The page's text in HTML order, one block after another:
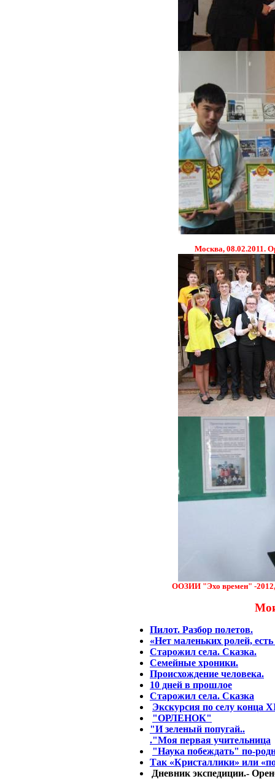
Москва, 08.02.2011.
ООЗИИ "Эхо времен" -2012,
Пилот. Разбор полетов.
«Нет маленьких ролей,
Старожил села. Сказка.
Семейные хроники.
Происхождение человека.
10 дней в прошлое
Старожил села. Сказка
Экскурсия по селу конца
"ОРЛЕНОК"
"И зеленый попугай..
."Моя первая учительница
"Наука побеждать" по-
Так «Кристаллики» или
Дневник экспедиции.-